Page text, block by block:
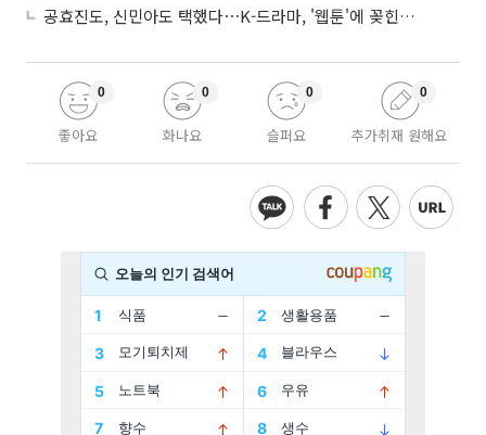
공효진도, 신민아도 택했다⋯K-드라마, '웹툰'에 꽂힌 이유
좋아요
0
화나요
0
슬퍼요
0
추가취재 원해요
0